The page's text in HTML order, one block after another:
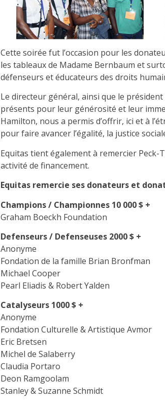
Cette soirée fut l’occasion pour les
les tableaux de Madame Bernbaum et
défenseurs et éducateurs des droits
Le directeur général, ainsi que le
présents pour leur générosité et leur
Hamilton, nous a permis d’offrir, ici et à
pour faire avancer l’égalité, la justice
Equitas tient également à remercier
activité de financement.
Equitas remercie ses donateurs et
Champions / Championnes 10 000 $ +
Graham Boeckh Foundation
Defenseurs / Defenseuses 2000 $ +
Anonyme
Fondation de la famille Brian Bronfman
Michael Cooper
Pearl Eliadis & Robert Yalden
Catalyseurs 1000 $ +
Anonyme
Fondation Culturelle & Artistique Avmor
Eric Bretsen
Michel de Salaberry
Claudia Portaro
Deon Ramgoolam
Stanley & Suzanne Schmidt